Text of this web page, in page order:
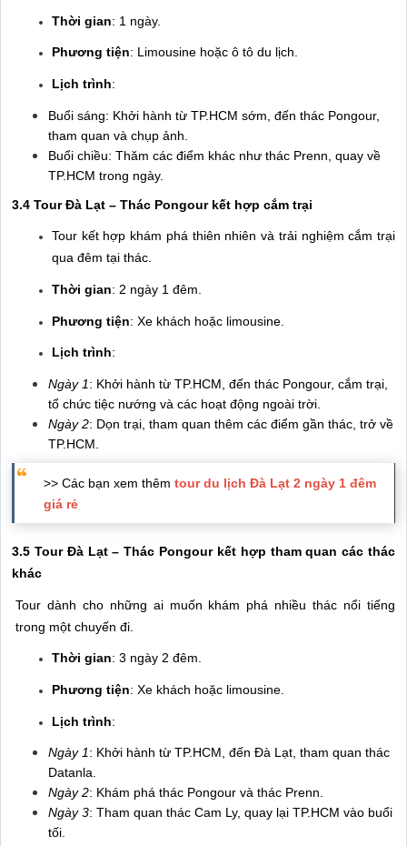
Thời gian: 1 ngày.
Phương tiện: Limousine hoặc ô tô du lịch.
Lịch trình:
Buổi sáng: Khởi hành từ TP.HCM sớm, đến thác Pongour,
tham quan và chụp ảnh.
Buổi chiều: Thăm các điểm khác như thác Prenn, quay về
TP.HCM trong ngày.
3.4 Tour Đà Lạt – Thác Pongour kết hợp cắm trại
Tour kết hợp khám phá thiên nhiên và trải nghiệm cắm trại
qua đêm tại thác.
Thời gian: 2 ngày 1 đêm.
Phương tiện: Xe khách hoặc limousine.
Lịch trình:
Ngày 1: Khởi hành từ TP.HCM, đến thác Pongour, cắm trại,
tổ chức tiệc nướng và các hoạt động ngoài trời.
Ngày 2: Dọn trại, tham quan thêm các điểm gần thác, trở về
TP.HCM.
>> Các bạn xem thêm tour du lịch Đà Lạt 2 ngày 1 đêm
giá rẻ
3.5 Tour Đà Lạt – Thác Pongour kết hợp tham quan các thác
khác
Tour dành cho những ai muốn khám phá nhiều thác nổi tiếng
trong một chuyến đi.
Thời gian: 3 ngày 2 đêm.
Phương tiện: Xe khách hoặc limousine.
Lịch trình:
Ngày 1: Khởi hành từ TP.HCM, đến Đà Lạt, tham quan thác
Datanla.
Ngày 2: Khám phá thác Pongour và thác Prenn.
Ngày 3: Tham quan thác Cam Ly, quay lại TP.HCM vào buổi
tối.